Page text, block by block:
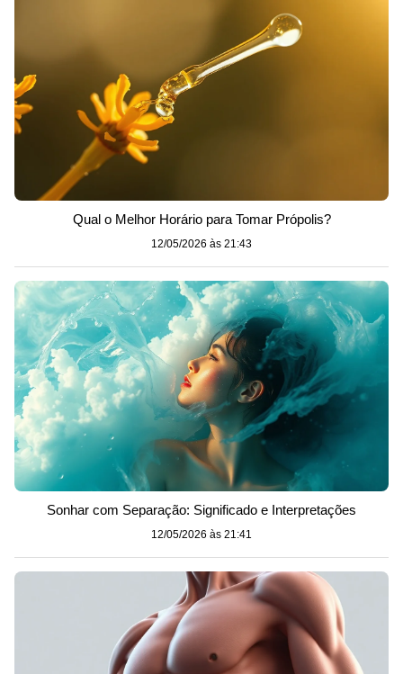
Qual o Melhor Horário para Tomar Própolis?
12/05/2026 às 21:43
Sonhar com Separação: Significado e Interpretações
12/05/2026 às 21:41